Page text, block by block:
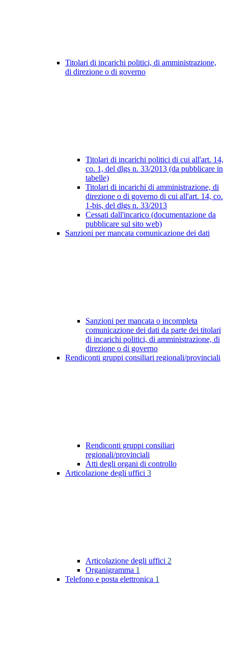
Titolari di incarichi politici, di amministrazione,
di direzione o di governo
Titolari di incarichi politici di cui all'art. 14,
co. 1, del dlgs n. 33/2013 (da pubblicare in
tabelle)
Titolari di incarichi di amministrazione, di
direzione o di governo di cui all'art. 14, co.
1-bis, del dlgs n. 33/2013
Cessati dall'incarico (documentazione da
pubblicare sul sito web)
Sanzioni per mancata comunicazione dei dati
Sanzioni per mancata o incompleta
comunicazione dei dati da parte dei titolari
di incarichi politici, di amministrazione, di
direzione o di governo
Rendiconti gruppi consiliari regionali/provinciali
Rendiconti gruppi consiliari
regionali/provinciali
Atti degli organi di controllo
Articolazione degli uffici 3
Articolazione degli uffici 2
Organigramma 1
Telefono e posta elettronica 1